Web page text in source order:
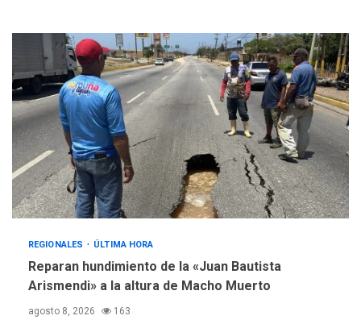
REGIONALES ÚLTIMA HORA
Reparan hundimiento de la «Juan Bautista
Arismendi» a la altura de Macho Muerto
agosto 8, 2026 163